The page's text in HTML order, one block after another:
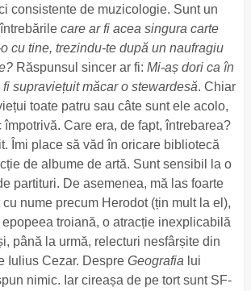
consistente de muzicologie. Sunt un
care ar fi acea singura carte
cu tine, trezindu-te după un naufragiu
Răspunsul sincer ar fi: Mi-aș dori ca în
supraviețuit măcar o stewardesă. Chiar
toate patru sau câte sunt ele acolo,
împotrivă. Care era, de fapt, întrebarea?
Îmi place să văd în oricare bibliotecă
de albume de artă. Sunt sensibil la o
partituri. De asemenea, mă las foarte
nume precum Herodot (țin mult la el),
troiană, o atracție inexplicabilă
până la urmă, relecturi nesfârșite din
Iulius Cezar. Despre Geografia lui
nimic. Iar cireașa de pe tort sunt SF-